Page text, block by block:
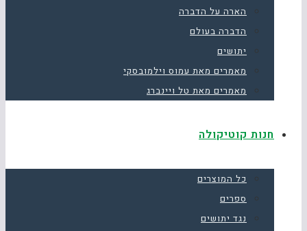
הארה על הדברה
הדברה בעולם
יתושים
מאמרים מאת עמוס וילמובסקי
מאמרים מאת טל ויינברג
חנות קוטיקולה
כל המוצרים
ספרים
נגד יתושים